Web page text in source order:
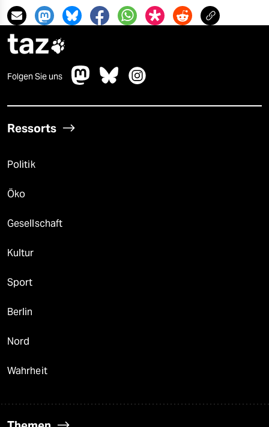
taz
Folgen Sie uns
Ressorts
Politik
Öko
Gesellschaft
Kultur
Sport
Berlin
Nord
Wahrheit